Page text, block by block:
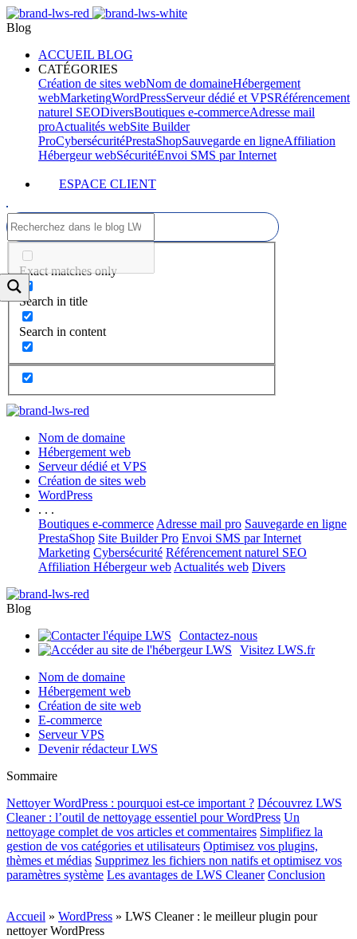
Blog
ACCUEIL BLOG
CATÉGORIES
Création de sites webNom de domaineHébergement
webMarketingWordPressServeur dédié et VPSRéférencement
naturel SEODiversBoutiques e-commerceAdresse mail
proActualités webSite Builder
ProCybersécuritéPrestaShopSauvegarde en ligneAffiliation
Hébergeur webSécuritéEnvoi SMS par Internet
ESPACE CLIENT
Exact matches only
Search in title
Search in content
Nom de domaine
Hébergement web
Serveur dédié et VPS
Création de sites web
WordPress
. . .
Boutiques e-commerce Adresse mail pro Sauvegarde en ligne
PrestaShop Site Builder Pro Envoi SMS par Internet
Marketing Cybersécurité Référencement naturel SEO
Affiliation Hébergeur web Actualités web Divers
Blog
Contactez-nous
Visitez LWS.fr
Nom de domaine
Hébergement web
Création de site web
E-commerce
Serveur VPS
Devenir rédacteur LWS
Sommaire
Nettoyer WordPress : pourquoi est-ce important ? Découvrez LWS
Cleaner : l’outil de nettoyage essentiel pour WordPress Un
nettoyage complet de vos articles et commentaires Simplifiez la
gestion de vos catégories et utilisateurs Optimisez vos plugins,
thèmes et médias Supprimez les fichiers non natifs et optimisez vos
paramètres système Les avantages de LWS Cleaner Conclusion
Accueil » WordPress » LWS Cleaner : le meilleur plugin pour
nettoyer WordPress